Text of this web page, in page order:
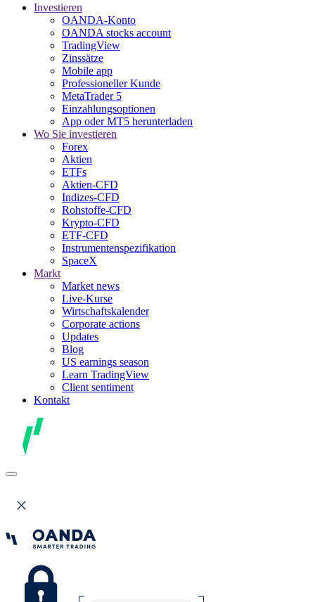
Investieren
OANDA-Konto
OANDA stocks account
TradingView
Zinssätze
Mobile app
Professioneller Kunde
MetaTrader 5
Einzahlungsoptionen
App oder MT5 herunterladen
Wo Sie investieren
Forex
Aktien
ETFs
Aktien-CFD
Indizes-CFD
Rohstoffe-CFD
Krypto-CFD
ETF-CFD
Instrumentenspezifikation
SpaceX
Markt
Market news
Live-Kurse
Wirtschaftskalender
Corporate actions
Updates
Blog
US earnings season
Learn TradingView
Client sentiment
Kontakt